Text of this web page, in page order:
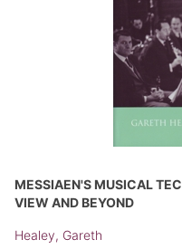
MESSIAEN'S MUSICAL
VIEW AND BEYOND
Healey, Gareth